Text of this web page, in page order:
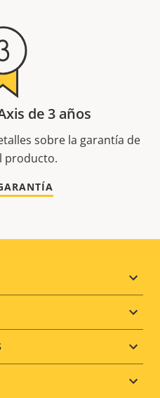
de 3 años
sobre la garantía de
producto.